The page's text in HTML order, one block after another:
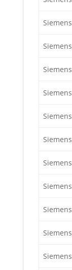
Siemens
Siemens
Siemens
Siemens
Siemens
Siemens
Siemens
Siemens
Siemens
Siemens
Siemens